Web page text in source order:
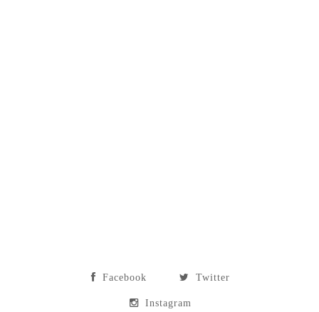
Facebook Twitter
Instagram